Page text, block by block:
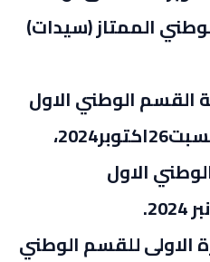
الممتاز (سيدات)
القسم الوطني الاول
(رجال)فستنطلق يوم السبت26اكتوبر2024،
الاول
الاولى للقسم الوطني